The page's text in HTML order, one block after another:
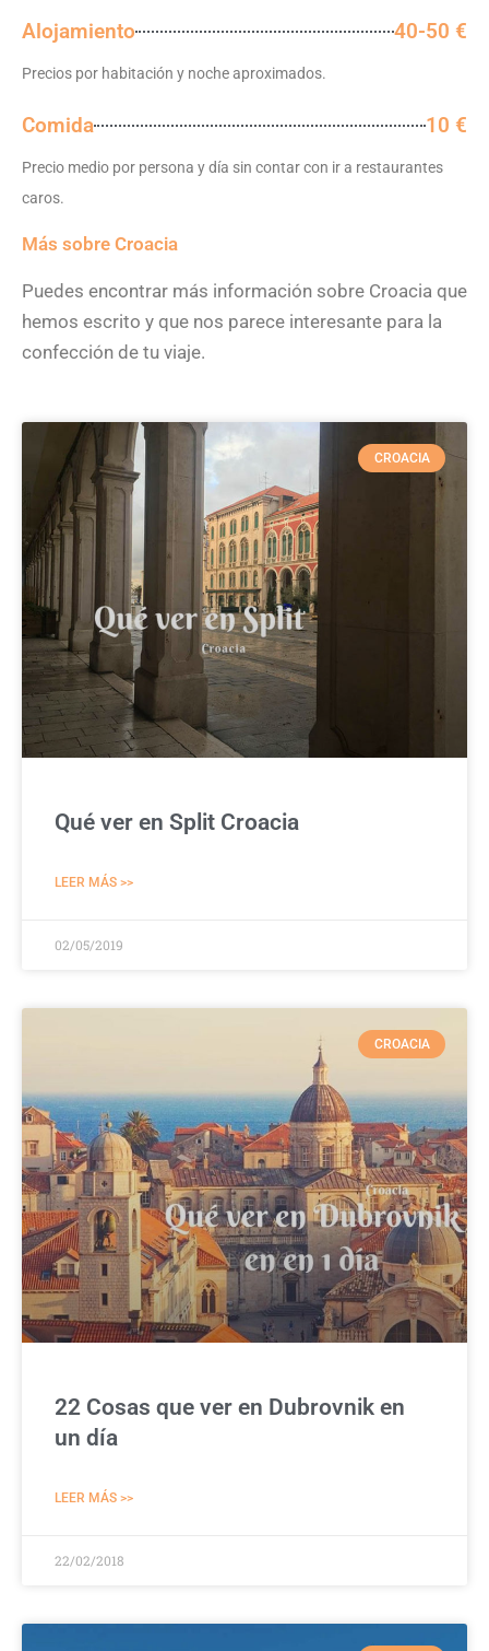
Alojamiento 40-50 €
Precios por habitación y noche aproximados.
Comida 10 €
Precio medio por persona y día sin contar con ir a restaurantes
caros.
Más sobre Croacia
Puedes encontrar más información sobre Croacia que
hemos escrito y que nos parece interesante para la
confección de tu viaje.
CROACIA
Qué ver en Split Croacia
LEER MÁS >>
02/05/2019
CROACIA
22 Cosas que ver en Dubrovnik en
un día
LEER MÁS >>
22/02/2018